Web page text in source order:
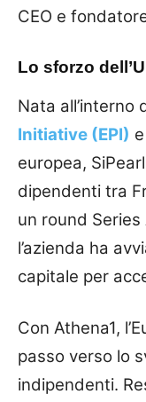
CEO e
Lo sforzo
Nata all’interno
Initiative (EPI)
europea,
dipendenti tra
un round
l’azienda ha
capitale per
Con Athena1,
passo verso lo
indipendenti.